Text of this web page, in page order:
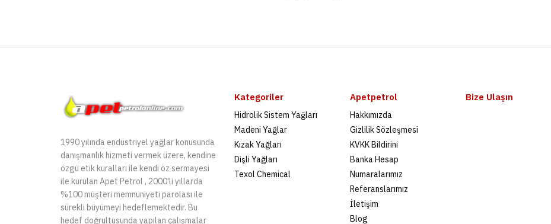
1990 yılında endüstriyel yağlar konusunda
danışmanlık hizmeti vermek üzere, kendine
özgü etik kuralları ile kendi öz sermayesi
ile kurulan Apet Petrol , 2000'li yıllarda
%100 müşteri memnuniyeti parolası ile
sürekli büyümeyi hedeflemektedir. Bu
hedef doğrultusunda yapılan çalışmalar
Kategoriler
Hidrolik Sistem Yağları
Madeni Yağlar
Kızak Yağları
Dişli Yağları
Texol Chemical
Apetpetrol
Hakkımızda
Gizlilik Sözleşmesi
KVKK Bildirini
Banka Hesap
Numaralarımız
Referanslarımız
İletişim
Blog
Bize Ulaşın